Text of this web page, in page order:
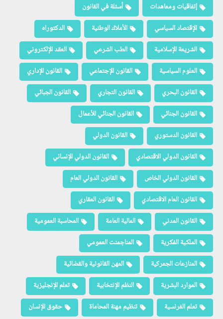
إتفاقيات ومعاهدات
أسئلة في القانون
الإقتصاد السياسي
الأملاك الوطنية
الدكتوراه
الشريعة الإسلامية
الطب الشرعي
العقد الإلكتروني
العلوم السياسية
القانون الإجتماعي
القانون الإداري
القانون البحري
القانون التجاري
القانون الجبائي
القانون الجنائي
القانون الجنائي للأعمال
القانون الدستوري
القانون الدولي
القانون الدولي الاقتصادي
القانون الدولي الإنساني
القانون الدولي الخاص
القانون الدولي العام
القانون العام الاقتصادي
القانون العقاري
القانون المدني
المالية العامة
المحاسبة العمومية
الملكية الفكرية
المناجمنت العمومي
المنازعات الجمركية
المهن القانونية والقضائية
الموارد البشرية
النظم الإنتخابية
تعلم الإنجليزية
تعلم الفرنسية
تنظيم مهنة المحاماة حقوق الإنسان